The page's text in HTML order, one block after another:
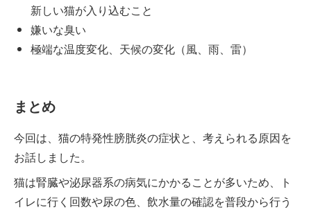
新しい猫が入り込むこと
嫌いな臭い
極端な温度変化、天候の変化（風、雨、雷）
まとめ
今回は、猫の特発性膀胱炎の症状と、考えられる原因を
お話しました。
猫は腎臓や泌尿器系の病気にかかることが多いため、ト
イレに行く回数や尿の色、飲水量の確認を普段から行う